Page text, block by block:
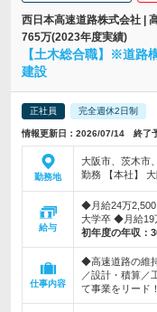
西日本高速道路株式会社 |
765万(2023年度実績)
【土木総合職】※道路
建設
正社員 完全週休2日制
情報更新日：2026/07/14 終了
勤務地
大阪市、茨木
勤務 【本社】
給与
◆月給24万
大学卒 ◆月給
初年度の年収：
仕事内容
◆高速道路の維
／設計・積算／
て事業をリード！